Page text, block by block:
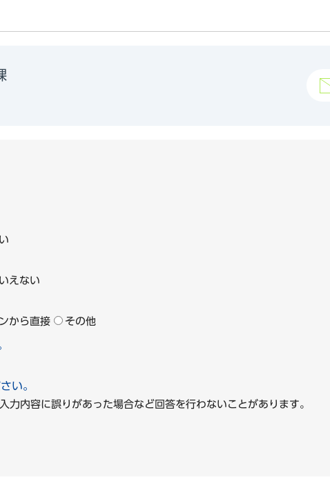
えない
から直接 その他
い。
力内容に誤りがあった場合など回答を行わないことがあります。